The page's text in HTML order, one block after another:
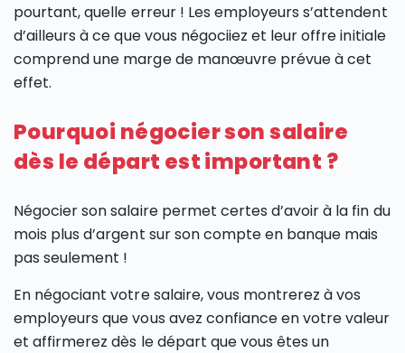
pourtant, quelle erreur ! Les employeurs s’attendent
d’ailleurs à ce que vous négociiez et leur offre initiale
comprend une marge de manœuvre prévue à cet
effet.
Pourquoi négocier son salaire
dès le départ est important ?
Négocier son salaire permet certes d’avoir à la fin du
mois plus d’argent sur son compte en banque mais
pas seulement !
En négociant votre salaire, vous montrerez à vos
employeurs que vous avez confiance en votre valeur
et affirmerez dès le départ que vous êtes un